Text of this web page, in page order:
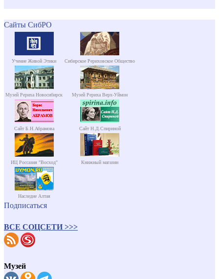
Сайты СибРО
Учение Живой Этики Сибирское Рериховское Общество
Музей Рериха Новосибирск Музей Рериха Верх-Уймон
Сайт Б.Н.Абрамова Сайт Н.Д.Спириной
ИЦ Россазия "Восход" Книжный магазин
Наследие Алтая
Подписаться
ВСЕ СОЦСЕТИ >>>
Музей